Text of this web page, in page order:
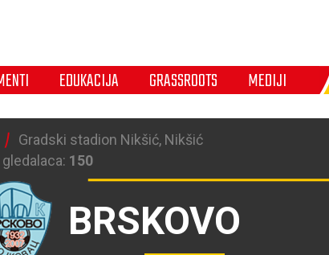
EDUKACIJA GRASSROOTS MEDIJI
Gradski stadion Nikšić, Nikšić
150
BRSKOVO